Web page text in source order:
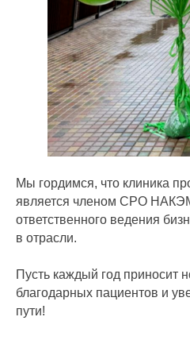
Мы гордимся, что клиника
является членом СРО
ответственного ведения
в отрасли.
Пусть каждый год приносит
благодарных пациентов и
пути!